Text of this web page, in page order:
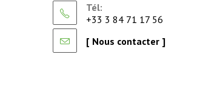
Tél:
+33 3 84 71 17 56
[ Nous contacter ]